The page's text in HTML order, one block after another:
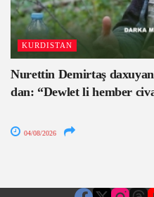
KURDISTAN
Nurettin Demirtaş
dan: “Dewlet li hember
04/08/2026